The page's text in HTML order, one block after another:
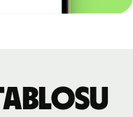
tablosu